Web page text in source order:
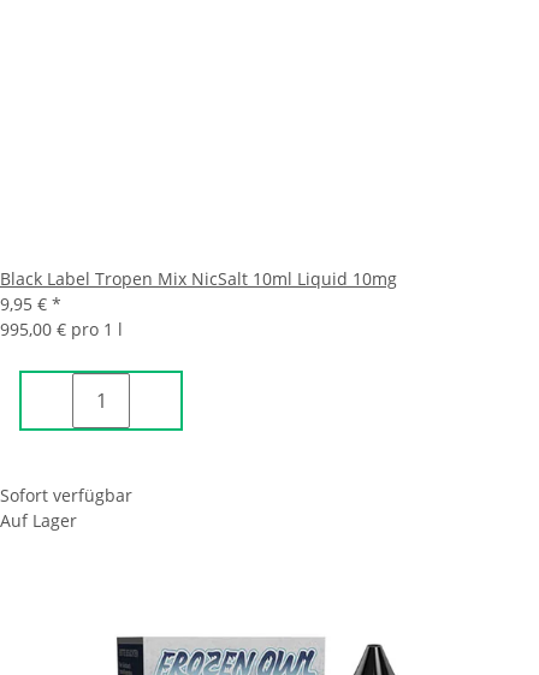
Black Label Tropen Mix NicSalt 10ml Liquid 10mg
9,95 € *
995,00 € pro 1 l
Sofort verfügbar
Auf Lager